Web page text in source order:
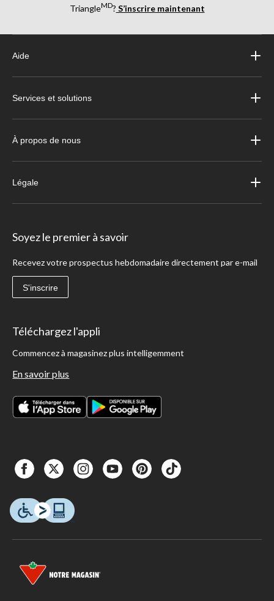
TriangleMD? S’inscrire maintenant
Aide
Services et solutions
À propos de nous
Légale
Soyez le premier à savoir
Recevez votre prospectus hebdomadaire directement par e-mail
S'inscrire
Téléchargez l'appli
Commencez à magasinez plus intelligemment
En savoir plus